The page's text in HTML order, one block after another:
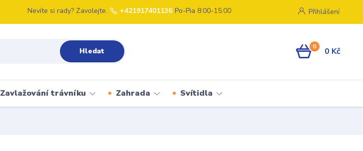
Přihlášení
Hledat
Nevíte si rady? Zavolejte. +421917401136 Po-Pia 8:00-15:00
0 0 Kč
Zavlažování trávníku Zahrada Svítidla